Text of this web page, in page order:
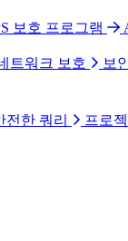
보호 프로그램
트워크 보호
보
전한 쿼리
프로